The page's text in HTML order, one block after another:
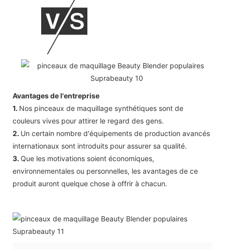
Avantages de l'entreprise
1. Nos pinceaux de maquillage synthétiques sont de
couleurs vives pour attirer le regard des gens.
2. Un certain nombre d'équipements de production avancés
internationaux sont introduits pour assurer sa qualité.
3. Que les motivations soient économiques,
environnementales ou personnelles, les avantages de ce
produit auront quelque chose à offrir à chacun.